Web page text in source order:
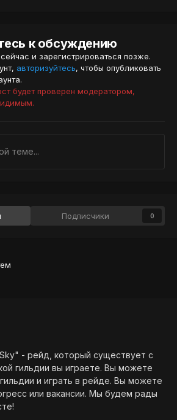
к обсуждению
и зарегистрироваться позже.
авторизуйтесь, чтобы опубликовать
будет проверен модератором,
теме...
Подписчики 0
- рейд, который существует с
гильдии вы играете. Вы можете
и играть в рейде. Вы можете
или вакансии. Мы будем рады